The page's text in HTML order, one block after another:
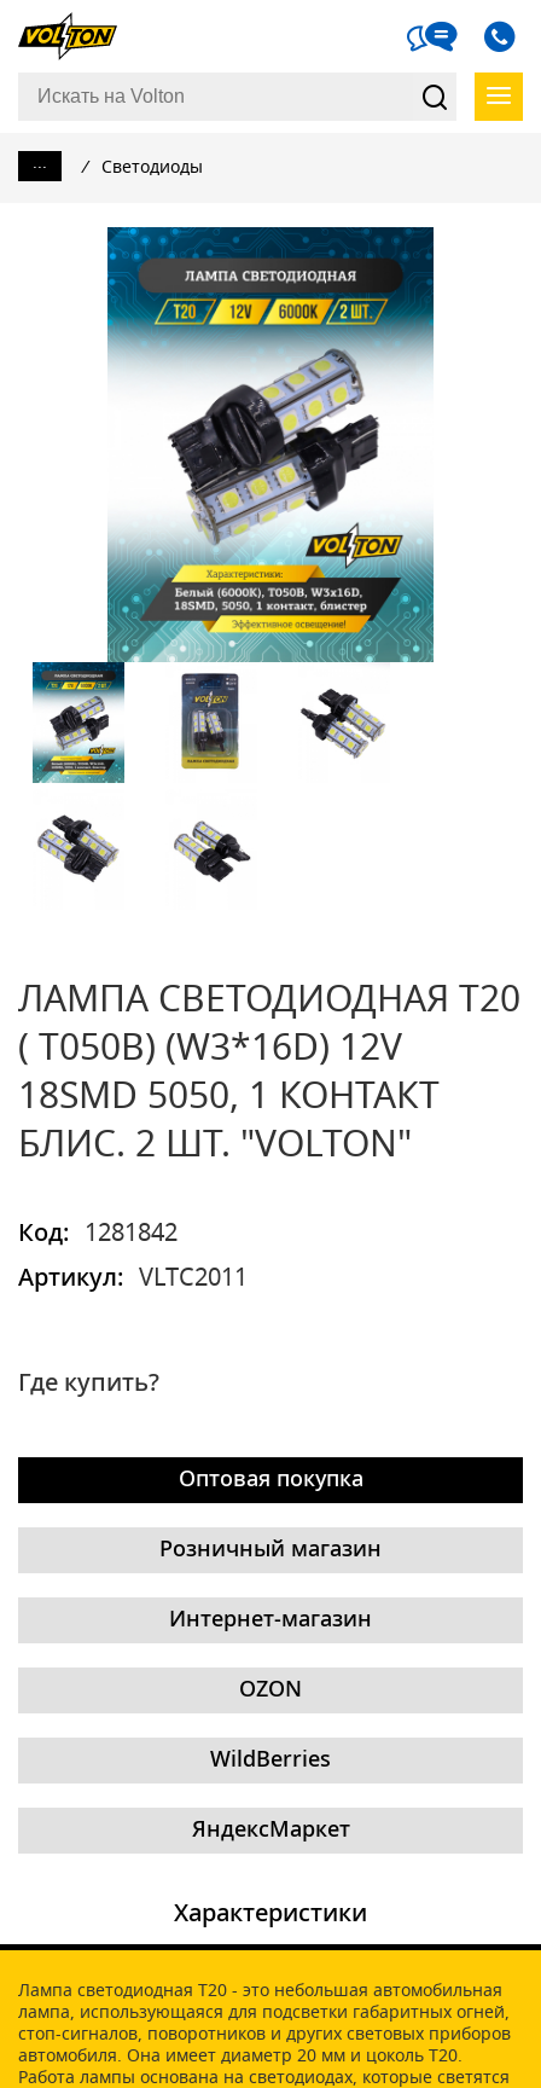
... / Светодиоды
ЛАМПА СВЕТОДИОДНАЯ T20
( T050B) (W3*16D) 12V
18SMD 5050, 1 КОНТАКТ
БЛИС. 2 ШТ. "VOLTON"
Код:
1281842
Артикул:
VLTC2011
Где купить?
Оптовая покупка
Розничный магазин
Интернет-магазин
OZON
WildBerries
ЯндексМаркет
Характеристики
Лампа светодиодная T20 - это небольшая автомобильная
лампа, использующаяся для подсветки габаритных огней,
стоп-сигналов, поворотников и других световых приборов
автомобиля. Она имеет диаметр 20 мм и цоколь T20.
Работа лампы основана на светодиодах, которые светятся